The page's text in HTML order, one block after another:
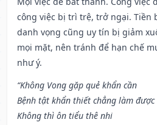
công việc bị trì trệ, trở ngại. Tiền
danh vọng cũng uy tín bị giảm
mọi mặt, nên tránh để hạn chế
như ý.
“Không Vong gặp quẻ khẩn cần
Bệnh tật khẩn thiết chẳng làm được
Không thì ôn tiểu thê nhi